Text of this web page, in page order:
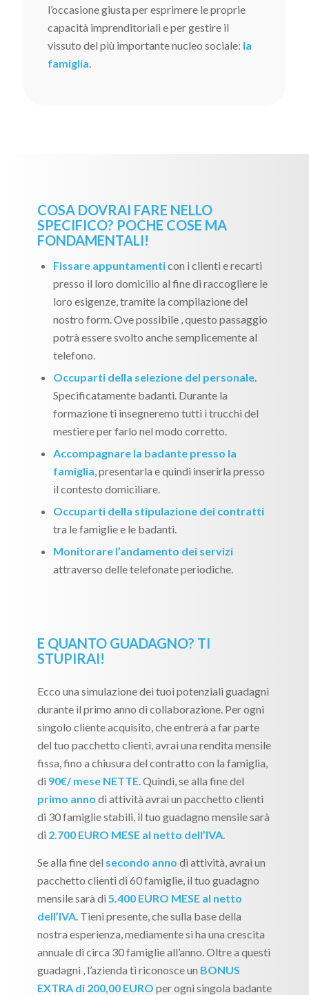
l’occasione giusta per esprimere le proprie
capacità imprenditoriali e per gestire il
vissuto del più importante nucleo sociale: la
famiglia.
COSA DOVRAI FARE NELLO
SPECIFICO? POCHE COSE MA
FONDAMENTALI!
Fissare appuntamenticon i clienti e recarti
presso il loro domicilio al fine di raccogliere le
loro esigenze, tramite la compilazione del
nostro form. Ove possibile , questo passaggio
potrà essere svolto anche semplicemente al
telefono.
Occuparti della selezione del personale.
Specificatamente badanti. Durante la
formazione ti insegneremo tutti i trucchi del
mestiere per farlo nel modo corretto.
Accompagnare la badante presso la
famiglia, presentarla e quindi inserirla presso
il contesto domiciliare.
Occuparti della stipulazione dei contratti
tra le famiglie e le badanti.
Monitorare l’andamento dei servizi
attraverso delle telefonate periodiche.
E QUANTO GUADAGNO? TI
STUPIRAI!
Ecco una simulazione dei tuoi potenziali guadagni
durante il primo anno di collaborazione. Per ogni
singolo cliente acquisito, che entrerà a far parte
del tuo pacchetto clienti, avrai una rendita mensile
fissa, fino a chiusura del contratto con la famiglia,
di 90€/ mese NETTE. Quindi, se alla fine del
primo anno di attività avrai un pacchetto clienti
di 30 famiglie stabili, il tuo guadagno mensile sarà
di 2.700 EURO MESE al netto dell’IVA.
Se alla fine del secondo anno di attività, avrai un
pacchetto clienti di 60 famiglie, il tuo guadagno
mensile sarà di 5.400 EURO MESE al netto
dell’IVA. Tieni presente, che sulla base della
nostra esperienza, mediamente si ha una crescita
annuale di circa 30 famiglie all’anno. Oltre a questi
guadagni , l’azienda ti riconosce un BONUS
EXTRA di 200,00 EURO per ogni singola badante